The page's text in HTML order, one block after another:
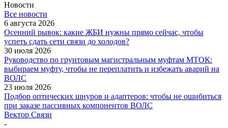
Новости
Все новости
6 августа 2026
Осенний рывок: какие ЖБИ нужны прямо сейчас, чтобы
успеть сдать сети связи до холодов?
30 июля 2026
Руководство по грунтовым магистральным муфтам МТОК:
выбираем муфту, чтобы не переплатить и избежать аварий на
ВОЛС
23 июля 2026
Подбор оптических шнуров и адаптеров: чтобы не ошибиться
при заказе пассивных компонентов ВОЛС
Вектор Связи
-